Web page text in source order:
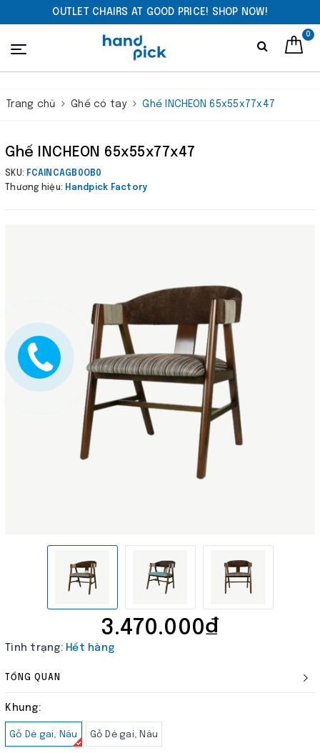
OUTLET CHAIRS AT GOOD PRICE! SHOP NOW!
0
Trang chủ Ghế có tay Ghế INCHEON 65x55x77x47
Ghế INCHEON 65x55x77x47
SKU: FCAINCAGB0OB0
Thương hiệu: Handpick Factory
3.470.000₫
Tình trạng: Hết hàng
TỔNG QUAN
Khung:
Gỗ Dẻ gai, Nâu Gỗ Dẻ gai, Nâu